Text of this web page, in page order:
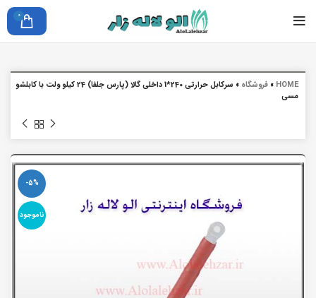
0
HOME
» فروشگاه »
سرکابل حرارتی 240*1 داخلی گالا (پارس جلفا) 24 کیلو ولت با کابلشو
مسی
-5%
ناموجود